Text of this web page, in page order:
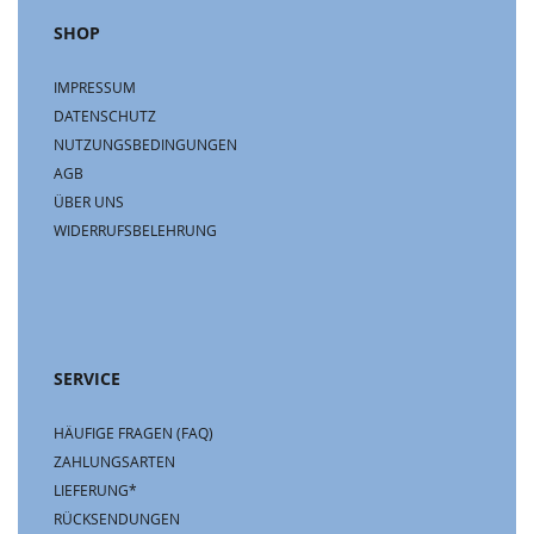
SHOP
IMPRESSUM
DATENSCHUTZ
NUTZUNGSBEDINGUNGEN
AGB
ÜBER UNS
WIDERRUFSBELEHRUNG
SERVICE
HÄUFIGE FRAGEN (FAQ)
ZAHLUNGSARTEN
LIEFERUNG*
RÜCKSENDUNGEN